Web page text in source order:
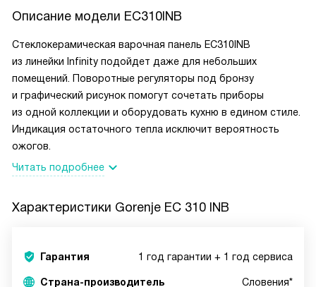
Описание модели EC310INB
Стеклокерамическая варочная панель EC310INB
из линейки Infinity подойдет даже для небольших
помещений. Поворотные регуляторы под бронзу
и графический рисунок помогут сочетать приборы
из одной коллекции и оборудовать кухню в едином стиле.
Индикация остаточного тепла исключит вероятность
ожогов.
Читать подробнее
Характеристики Gorenje EC 310 INB
Гарантия 1 год гарантии + 1 год сервиса
Страна-производитель Словения*